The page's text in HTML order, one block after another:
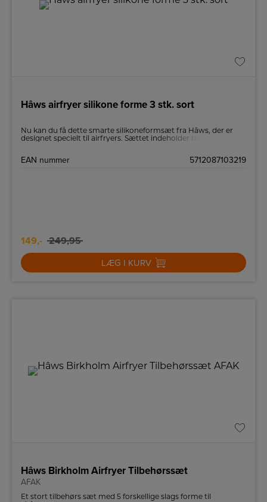
Hâws airfryer silikone forme 3 stk. sort
Nu kan du få dette smarte silikoneformsæt fra Hâws, der er
designet specielt til airfryers. Sættet indeholder tre fleksible
Med temperaturtolerance fra -40°C til 230°C er formene
EAN nummer 5712087103219
149,- 249,95
LÆG I KURV
Hâws Birkholm Airfryer Tilbehørssæt
AFAK
Et stort tilbehørs sæt med 5 forskellige slags forme til